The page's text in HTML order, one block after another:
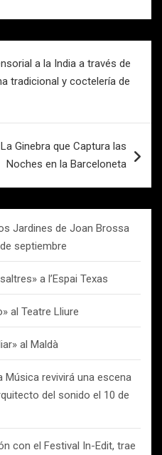
a la India a través de
tradicional y coctelería de
Ginebra que Captura las
Noches en la Barceloneta
Jardines de Joan Brossa
septiembre
a l’Espai Texas
al Teatre Lliure
al Maldà
Música revivirá una escena
del sonido el 10 de
con el Festival In-Edit, trae